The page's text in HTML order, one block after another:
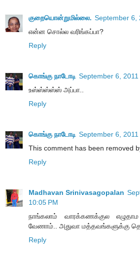
குறையொன்றுமில்லை. September 6,
என்ன சொல்ல வரிங்கப்பா?
Reply
கொங்கு நாடோடி September 6,
உஸ்ஸ்ஸ்ஸ்ஸ் அப்பா..
Reply
கொங்கு நாடோடி September 6,
This comment has been removed
Reply
Madhavan Srinivasagopalan
10:05 PM
நாங்கலாம் வாரக்கணக்குல
வேணாம்.. அதுவா மத்தவங்களுக்கு
Reply